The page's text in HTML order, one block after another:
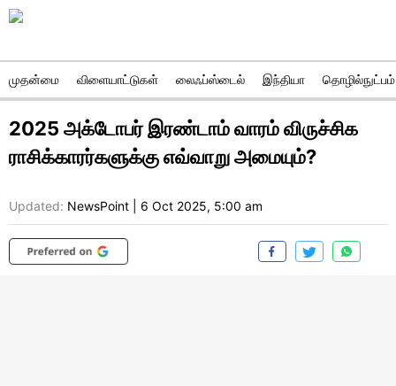
முதன்மை விளையாட்டுகள் லைஃப்ஸ்டைல் இந்தியா தொழில்நுட்பம்
2025 அக்டோபர் இரண்டாம் வாரம் விருச்சிக
ராசிக்காரர்களுக்கு எவ்வாறு அமையும்?
Updated: NewsPoint 6 Oct 2025, 5:00 am